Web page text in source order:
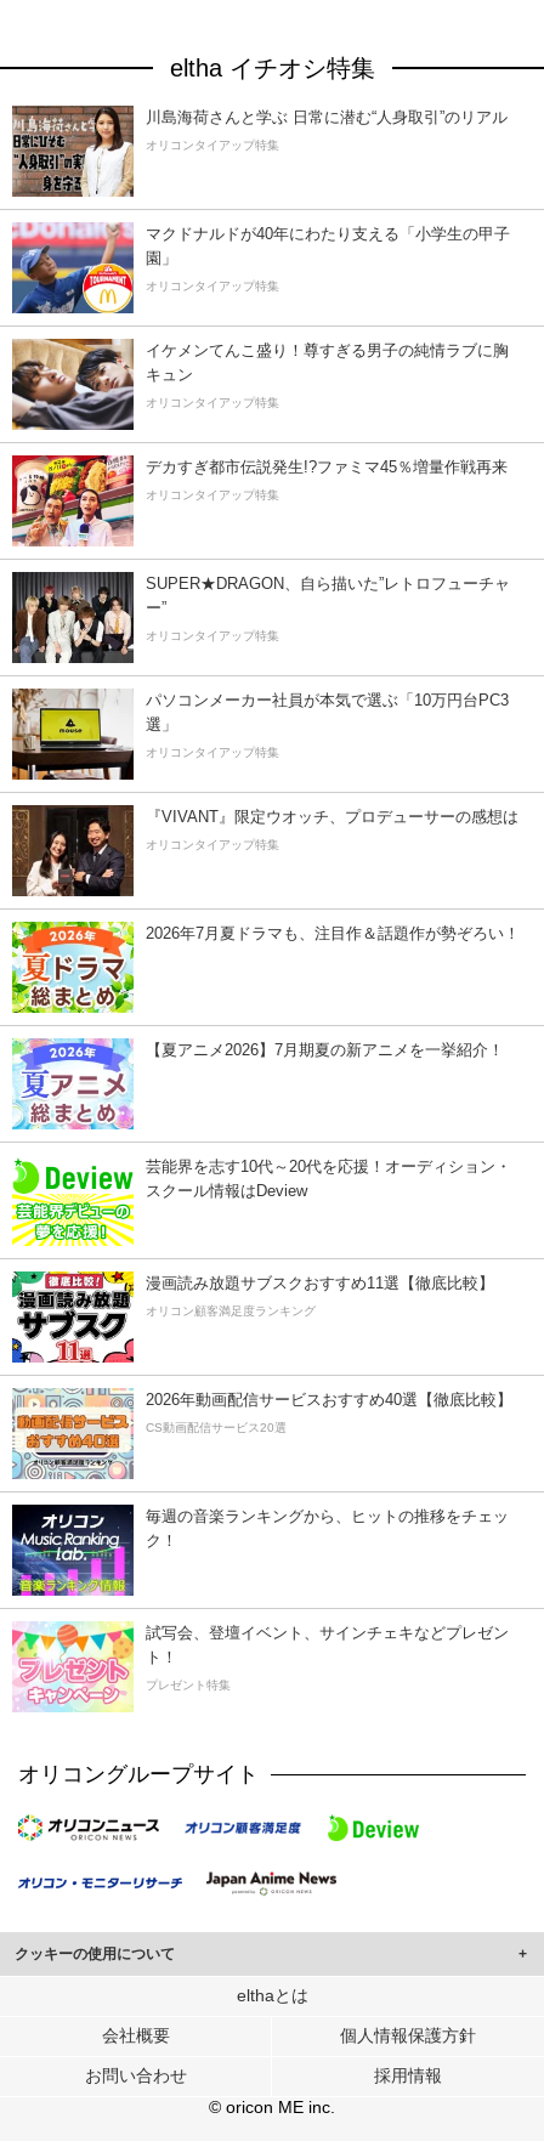
eltha イチオシ特集
川島海荷さんと学ぶ 日常に潜む“人身取引”のリアル
オリコンタイアップ特集
マクドナルドが40年にわたり支える「小学生の甲子
園」
オリコンタイアップ特集
イケメンてんこ盛り！尊すぎる男子の純情ラブに胸
キュン
オリコンタイアップ特集
デカすぎ都市伝説発生!?ファミマ45％増量作戦再来
オリコンタイアップ特集
SUPER★DRAGON、自ら描いた”レトロフューチャ
ー”
オリコンタイアップ特集
パソコンメーカー社員が本気で選ぶ「10万円台PC3
選」
オリコンタイアップ特集
『VIVANT』限定ウオッチ、プロデューサーの感想は
オリコンタイアップ特集
2026年7月夏ドラマも、注目作＆話題作が勢ぞろい！
【夏アニメ2026】7月期夏の新アニメを一挙紹介！
芸能界を志す10代～20代を応援！オーディション・
スクール情報はDeview
漫画読み放題サブスクおすすめ11選【徹底比較】
オリコン顧客満足度ランキング
2026年動画配信サービスおすすめ40選【徹底比較】
CS動画配信サービス20選
毎週の音楽ランキングから、ヒットの推移をチェッ
ク！
試写会、登壇イベント、サインチェキなどプレゼン
ト！
プレゼント特集
オリコングループサイト
クッキーの使用について
このサイトでは Cookie を使用して、ユーザーに合わせたコンテンツや広告の
行っています。
メディアや広告配信、データ解析の各パートナーに提供しています。
各パートナーは、この情報とユーザーが各パートナーに提供した他の情報や、
ユーザーが各パートナーのサービスを使用したときに収集した他の情報を組み
elthaとは
会社概要 個人情報保護方針
お問い合わせ
採用情報
© oricon ME inc.